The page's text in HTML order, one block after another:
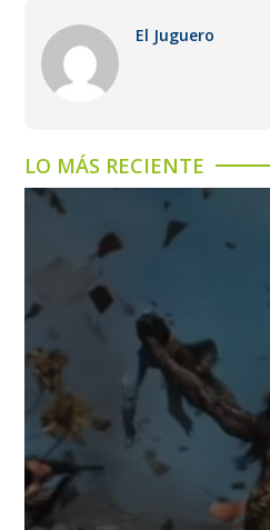
El Juguero
LO MÁS RECIENTE